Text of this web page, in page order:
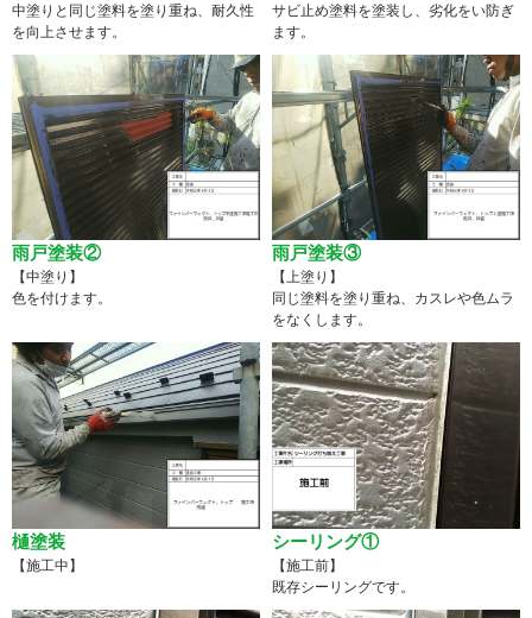
中塗りと同じ塗料を塗り重ね、耐久性
を向上させます。
サビ止め塗料を塗装し、劣化をい防ぎ
ます。
雨戸塗装②
【中塗り】
色を付けます。
雨戸塗装③
【上塗り】
同じ塗料を塗り重ね、カスレや色ムラ
をなくします。
樋塗装
【施工中】
シーリング①
【施工前】
既存シーリングです。